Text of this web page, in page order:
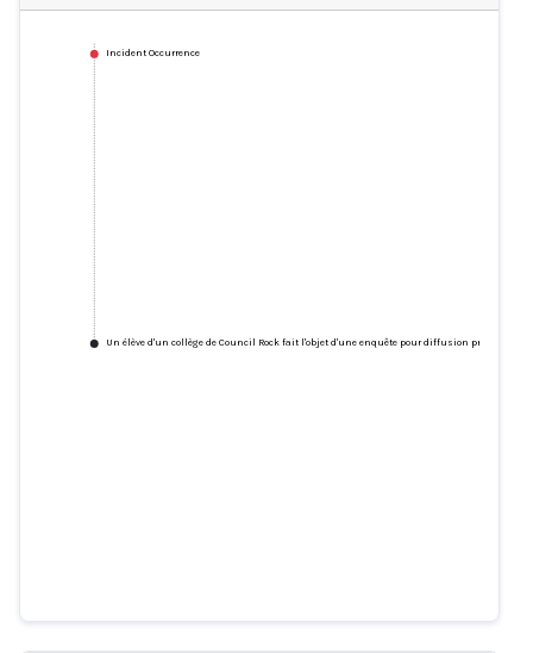
Incident Occurrence
Un élève d'un collège de Council Rock fait l'objet d'une enquête pour diffusion présumée